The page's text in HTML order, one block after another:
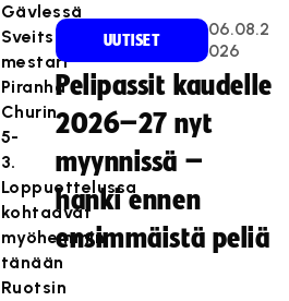
Gävlessä
Sveitsin
mestari
Piranha
Churin
5-
3.
Loppuottelussa
kohtaavat
myöhemmin
tänään
Ruotsin
UUTISET
06.08.2
026
Pelipassit kaudelle
2026–27 nyt
myynnissä –
hanki ennen
ensimmäistä peliä